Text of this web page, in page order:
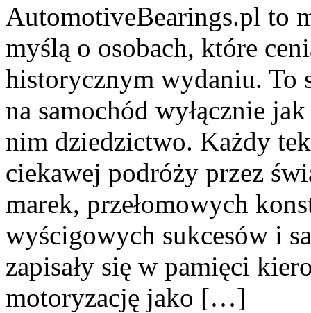
AutomotiveBearings.pl to
myślą o osobach, które
historycznym wydaniu. To
na samochód wyłącznie
nim dziedzictwo. Każdy
ciekawej podróży przez
marek, przełomowych
wyścigowych sukcesów i
zapisały się w pamięci
motoryzację jako […]